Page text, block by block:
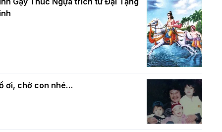
mừng Đại lễ Phật đản PL.2570 –
mùa Phật đản PL.2570
Phật giáo chính tín Phần 7: Luật nhân
quả
ơi, chờ con nhé…